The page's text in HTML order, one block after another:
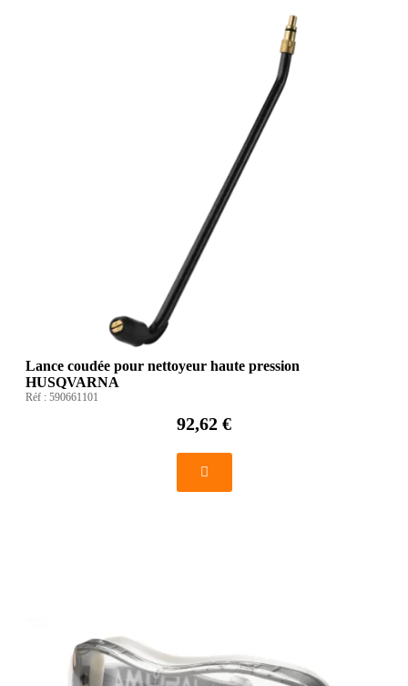
Lance coudée pour nettoyeur haute pression
HUSQVARNA
Réf : 590661101
92,62 €